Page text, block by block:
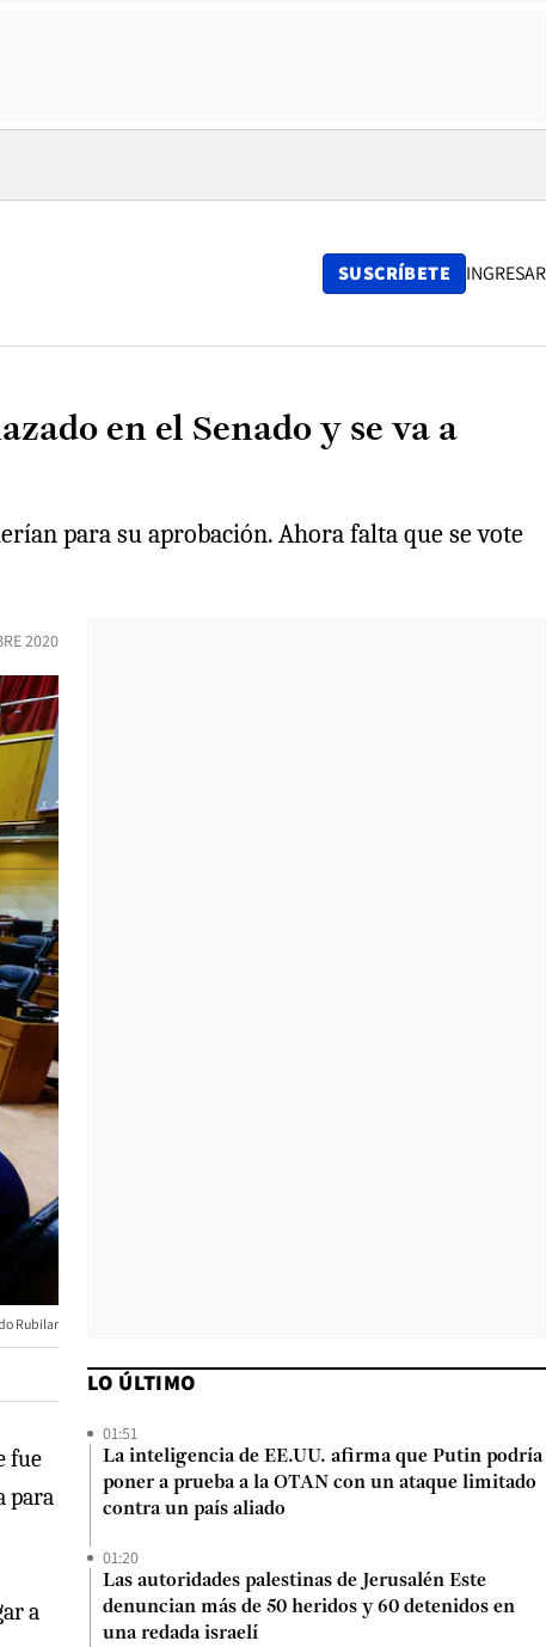
SUSCRÍBETE INGRESAR
en el Senado y se va a
para su aprobación. Ahora falta que se vote
2020
Rubilar
fue
para
a
LO ÚLTIMO
01:51
La inteligencia de EE.UU. afirma que Putin podría
poner a prueba a la OTAN con un ataque limitado
contra un país aliado
01:20
Las autoridades palestinas de Jerusalén Este
denuncian más de 50 heridos y 60 detenidos en
una redada israelí